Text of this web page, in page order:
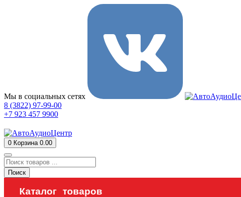
Мы в социальных сетях
8 (3822) 97-99-00
+7 923 457 9900
0 Корзина 0.00
Поиск
Каталог товаров